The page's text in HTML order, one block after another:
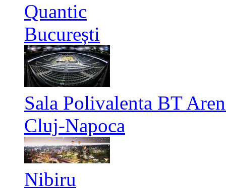
Quantic
București
Sala Polivalenta BT
Cluj-Napoca
Nibiru